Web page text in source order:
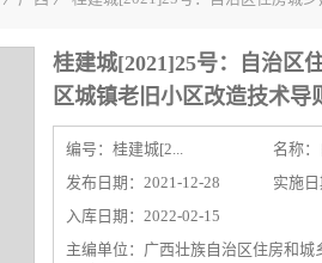
桂建城[2021]25号：自治区
区城镇老旧小区改造技术导
编号： 桂建城[2... 名称：
发布日期：2021-12-28
实施
入库日期：2022-02-15
主编单位：广西壮族自治区住房和